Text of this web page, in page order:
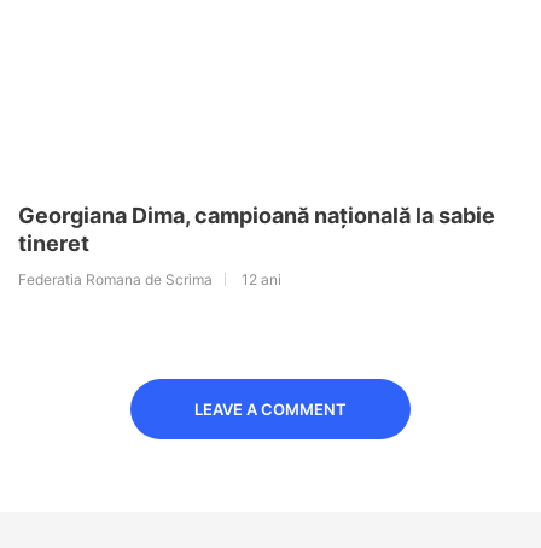
Georgiana Dima, campioană națională la sabie
tineret
Federatia Romana de Scrima 12 ani
LEAVE A COMMENT